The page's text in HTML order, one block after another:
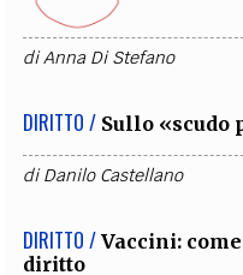
diAnna Di Stefano
DIRITTO / Sullo «scudo
diDanilo Castellano
DIRITTO / Vaccini:
diritto